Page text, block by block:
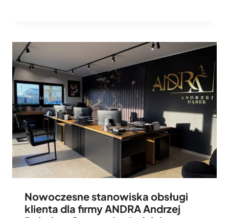
Nowoczesne stanowiska obsługi
klienta dla firmy ANDRA Andrzej